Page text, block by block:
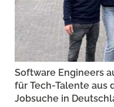
Software Engineers
für Tech-Talente aus
Jobsuche in